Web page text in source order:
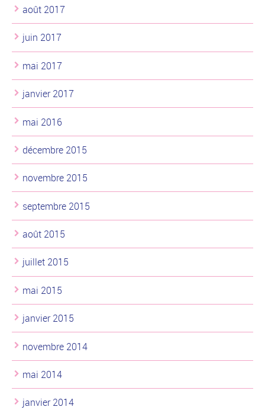
août 2017
juin 2017
mai 2017
janvier 2017
mai 2016
décembre 2015
novembre 2015
septembre 2015
août 2015
juillet 2015
mai 2015
janvier 2015
novembre 2014
mai 2014
janvier 2014